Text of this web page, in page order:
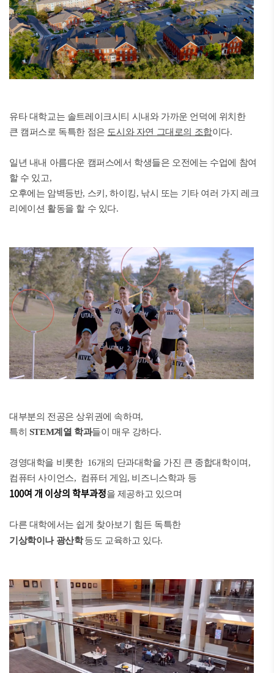
유타 대학교는 솔트레이크시티 시내와 가까운 언덕에 위치한
큰 캠퍼스로 독특한 점은 도시와 자연 그대로의 조합이다.
일년 내내 아름다운 캠퍼스에서 학생들은 오전에는 수업에 참여
할 수 있고,
오후에는 암벽등반, 스키, 하이킹, 낚시 또는 기타 여러 가지 레크
리에이션 활동을 할 수 있다.
대부분의 전공은 상위권에 속하며,
특히 STEM계열 학과들이 매우 강하다.
경영대학을 비롯한 16개의 단과대학을 가진 큰 종합대학이며,
컴퓨터 사이언스, 컴퓨터 게임, 비즈니스학과 등
100여 개 이상의 학부과정을 제공하고 있으며
다른 대학에서는 쉽게 찾아보기 힘든 독특한
기상학이나 광산학 등도 교육하고 있다.